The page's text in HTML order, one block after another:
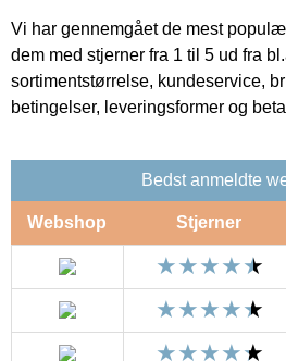
Vi har gennemgået de mest
dem med stjerner fra 1 til 5 ud fra
sortimentstørrelse, kundeservice,
betingelser, leveringsformer og
Bedst anmeldte
Webshop Stjerner